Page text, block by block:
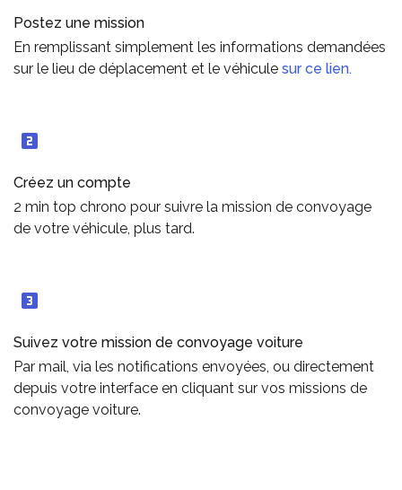
Postez une mission
En remplissant simplement les informations demandées
sur le lieu de déplacement et le véhicule sur ce lien.
Créez un compte
2 min top chrono pour suivre la mission de convoyage
de votre véhicule, plus tard.
Suivez votre mission de convoyage voiture
Par mail, via les notifications envoyées, ou directement
depuis votre interface en cliquant sur vos missions de
convoyage voiture.